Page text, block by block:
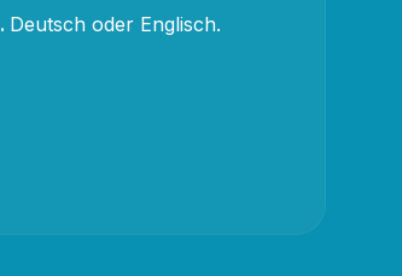
. Deutsch oder Englisch.